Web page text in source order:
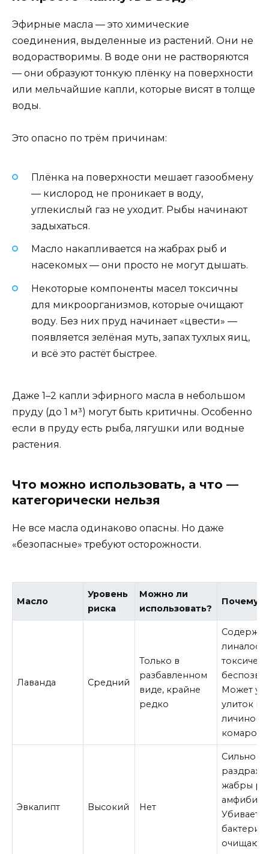
Эфирные масла — это химические
соединения, выделенные из растений. Они не
водорастворимы. В воде они не растворяются
— они образуют тонкую плёнку на поверхности
или мельчайшие капли, которые висят в толще
воды.
Это опасно по трём причинам:
Плёнка на поверхности мешает газообмену
— кислород не проникает в воду,
углекислый газ не уходит. Рыбы начинают
задыхаться.
Масло накапливается на жабрах рыб и
насекомых — они просто не могут дышать.
Некоторые компоненты масел токсичны
для микроорганизмов, которые очищают
воду. Без них пруд начинает «цвести» —
появляется зелёная муть, запах тухлых яиц,
и всё это растёт быстрее.
Даже 1–2 капли эфирного масла в небольшом
пруду (до 1 м³) могут быть критичны. Особенно
если в пруду есть рыба, лягушки или водные
растения.
Что можно использовать, а что —
категорически нельзя
Не все масла одинаково опасны. Но даже
«безопасные» требуют осторожности.
Масло
Уровень
риска
Можно ли
использовать?
Почему
Лаванда Средний
Только в
разбавленном
виде, крайне
редко
Содержит
токсичен
Может
улиток и
личинок
комаров.
Эвкалипт Высокий Нет
Сильно
жабры
амфибий.
Убивает
бактерии,